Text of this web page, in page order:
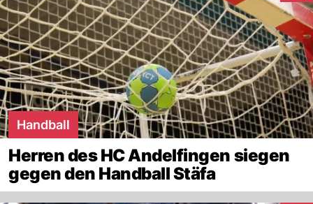
Handball
Herren des HC Andelfingen siegen
gegen den Handball Stäfa